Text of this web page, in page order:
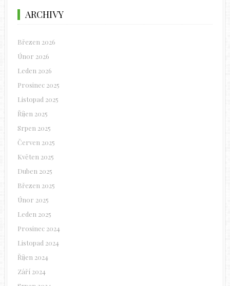
ARCHIVY
Březen 2026
Únor 2026
Leden 2026
Prosinec 2025
Listopad 2025
Říjen 2025
Srpen 2025
Červen 2025
Květen 2025
Duben 2025
Březen 2025
Únor 2025
Leden 2025
Prosinec 2024
Listopad 2024
Říjen 2024
Září 2024